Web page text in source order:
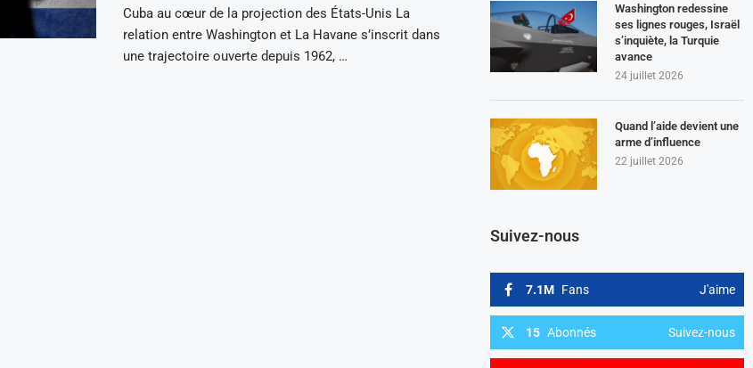
Cuba au cœur de la projection des États-Unis La
relation entre Washington et La Havane s’inscrit dans
une trajectoire ouverte depuis 1962, …
Washington redessine
ses lignes rouges, Israël
s’inquiète, la Turquie
avance
24 juillet 2026
Quand l’aide devient une
arme d’influence
22 juillet 2026
Suivez-nous
7.1M Fans J'aime
15 Abonnés Suivez-nous